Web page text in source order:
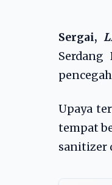
Sergai,
Upaya
tempat
sanitizer